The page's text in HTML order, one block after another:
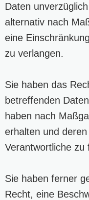
Daten
alternativ nach
eine
zu verlangen.
Sie haben das
betreffenden
haben nach
erhalten und
Verantwortliche zu
Sie haben ferner
Recht, eine